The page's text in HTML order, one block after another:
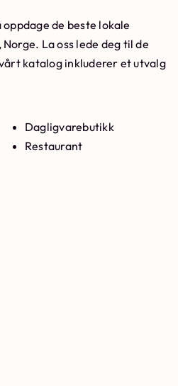
de beste lokale
La oss lede deg til de
katalog inkluderer et utvalg
Dagligvarebutikk
Restaurant